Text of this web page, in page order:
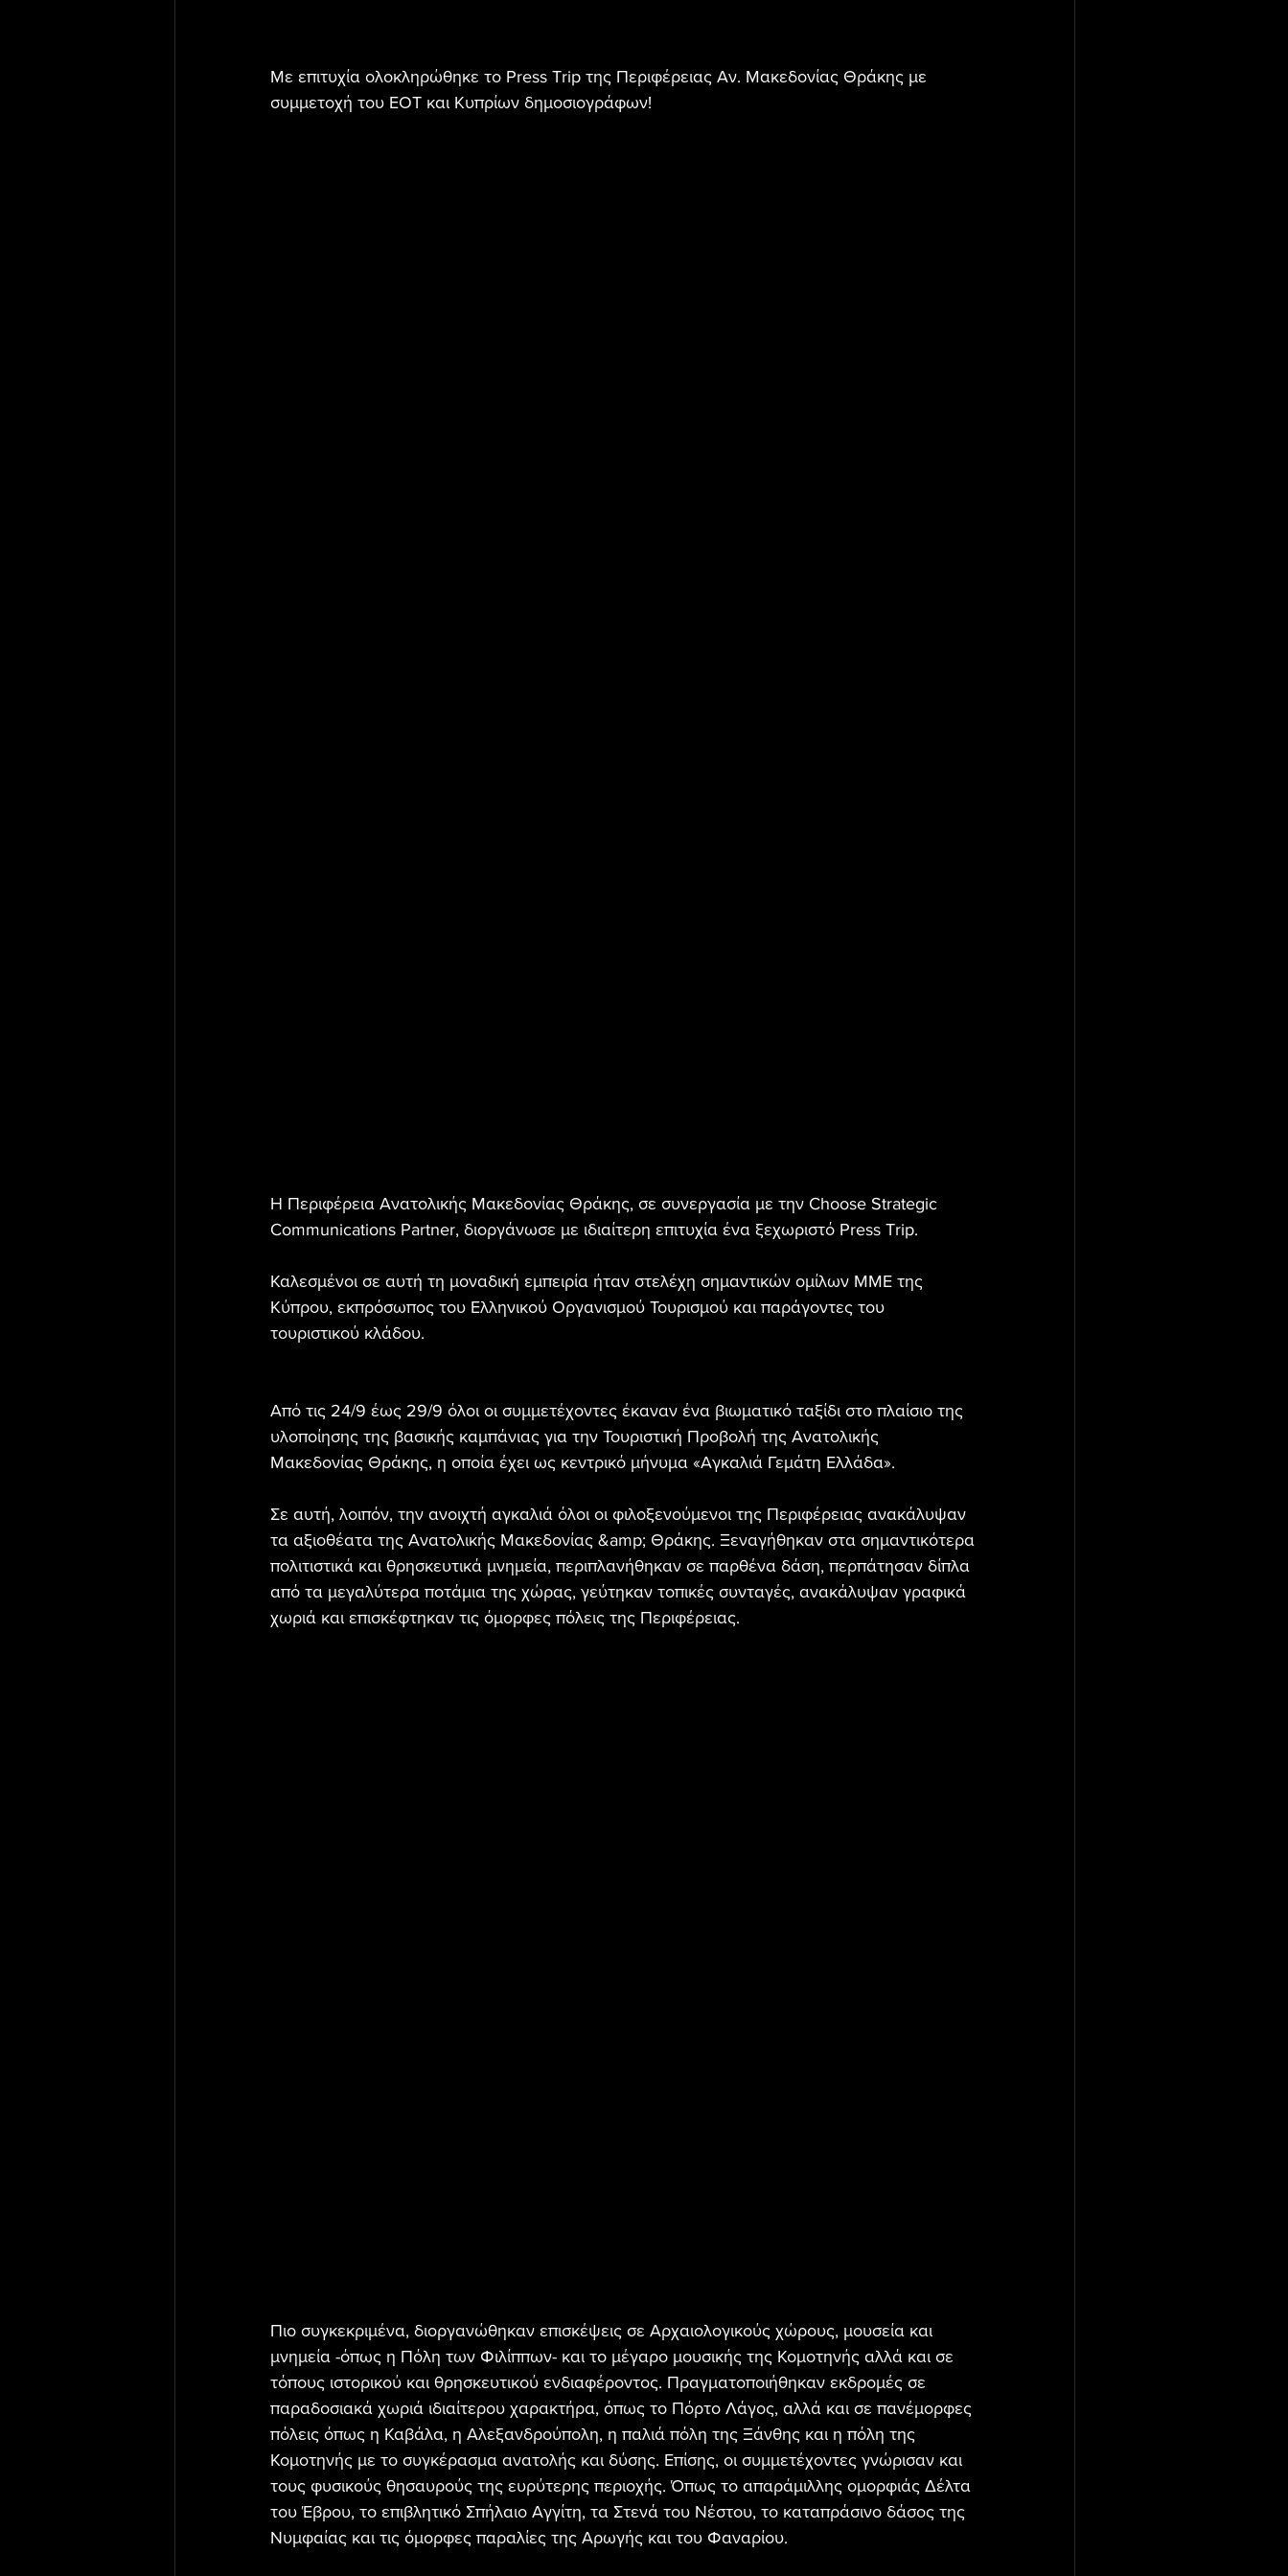
Με επιτυχία ολοκληρώθηκε το Press Trip της Περιφέρειας Αν. Μακεδονίας Θράκης με
συμμετοχή του ΕΟΤ και Κυπρίων δημοσιογράφων!
Η Περιφέρεια Ανατολικής Μακεδονίας Θράκης, σε συνεργασία με την Choose Strategic
Communications Partner, διοργάνωσε με ιδιαίτερη επιτυχία ένα ξεχωριστό Press Trip.
Καλεσμένοι σε αυτή τη μοναδική εμπειρία ήταν στελέχη σημαντικών ομίλων ΜΜΕ της
Κύπρου, εκπρόσωπος του Ελληνικού Οργανισμού Τουρισμού και παράγοντες του
τουριστικού κλάδου.
Από τις 24/9 έως 29/9 όλοι οι συμμετέχοντες έκαναν ένα βιωματικό ταξίδι στο πλαίσιο της
υλοποίησης της βασικής καμπάνιας για την Τουριστική Προβολή της Ανατολικής
Μακεδονίας Θράκης, η οποία έχει ως κεντρικό μήνυμα «Αγκαλιά Γεμάτη Ελλάδα».
Σε αυτή, λοιπόν, την ανοιχτή αγκαλιά όλοι οι φιλοξενούμενοι της Περιφέρειας ανακάλυψαν
τα αξιοθέατα της Ανατολικής Μακεδονίας &amp; Θράκης. Ξεναγήθηκαν στα σημαντικότερα
πολιτιστικά και θρησκευτικά μνημεία, περιπλανήθηκαν σε παρθένα δάση, περπάτησαν δίπλα
από τα μεγαλύτερα ποτάμια της χώρας, γεύτηκαν τοπικές συνταγές, ανακάλυψαν γραφικά
χωριά και επισκέφτηκαν τις όμορφες πόλεις της Περιφέρειας.
Πιο συγκεκριμένα, διοργανώθηκαν επισκέψεις σε Αρχαιολογικούς χώρους, μουσεία και
μνημεία -όπως η Πόλη των Φιλίππων- και το μέγαρο μουσικής της Κομοτηνής αλλά και σε
τόπους ιστορικού και θρησκευτικού ενδιαφέροντος. Πραγματοποιήθηκαν εκδρομές σε
παραδοσιακά χωριά ιδιαίτερου χαρακτήρα, όπως το Πόρτο Λάγος, αλλά και σε πανέμορφες
πόλεις όπως η Καβάλα, η Αλεξανδρούπολη, η παλιά πόλη της Ξάνθης και η πόλη της
Κομοτηνής με το συγκέρασμα ανατολής και δύσης. Επίσης, οι συμμετέχοντες γνώρισαν και
τους φυσικούς θησαυρούς της ευρύτερης περιοχής. Όπως το απαράμιλλης ομορφιάς Δέλτα
του Έβρου, το επιβλητικό Σπήλαιο Αγγίτη, τα Στενά του Νέστου, το καταπράσινο δάσος της
Νυμφαίας και τις όμορφες παραλίες της Αρωγής και του Φαναρίου.